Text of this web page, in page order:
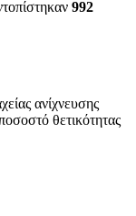
992
ανίχνευσης
θετικότητας